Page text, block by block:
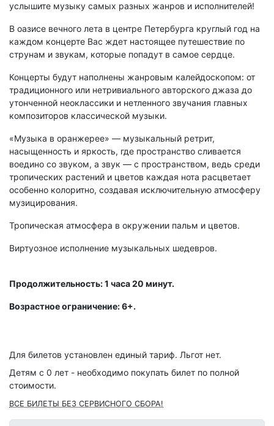
услышите музыку самых разных жанров и исполнителей!
В оазисе вечного лета в центре Петербурга круглый год на
каждом концерте Вас ждет настоящее путешествие по
струнам и звукам, которые попадут в самое сердце.
Концерты будут наполнены жанровым калейдоскопом: от
традиционного или нетривиального авторского джаза до
утонченной неоклассики и нетленного звучания главных
композиторов классической музыки.
«Музыка в оранжерее» — музыкальный ретрит,
насыщенность и яркость, где пространство сливается
воедино со звуком, а звук — с пространством, ведь среди
тропических растений и цветов каждая нота расцветает
особенно колоритно, создавая исключительную атмосферу
музицирования.
Тропическая атмосфера в окружении пальм и цветов.
Виртуозное исполнение музыкальных шедевров.
Продолжительность: 1 часа 20 минут.
Возрастное ограничение: 6+.
Для билетов установлен единый тариф. Льгот нет.
Детям с 0 лет - необходимо покупать билет по полной
стоимости.
ВСЕ БИЛЕТЫ БЕЗ СЕРВИСНОГО СБОРА!